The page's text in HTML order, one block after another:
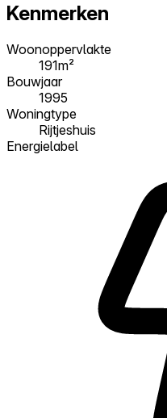
Kenmerken
Woonoppervlakte
191m²
Bouwjaar
1995
Woningtype
Rijtjeshuis
Energielabel